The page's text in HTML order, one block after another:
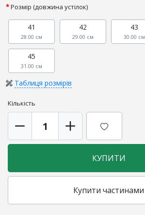
Розмір (довжина устілок)
41
28.00 см
42
29.00 см
43
30.00 см
45
31.00 см
Таблиця розмірів
Кількість
КУПИТИ
Купити частинами